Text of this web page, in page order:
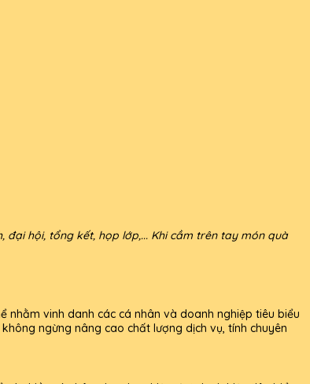
hội, tổng kết, họp lớp,... Khi cầm trên tay món quà
vinh danh các cá nhân và doanh nghiệp tiêu biểu
ngừng nâng cao chất lượng dịch vụ, tính chuyên